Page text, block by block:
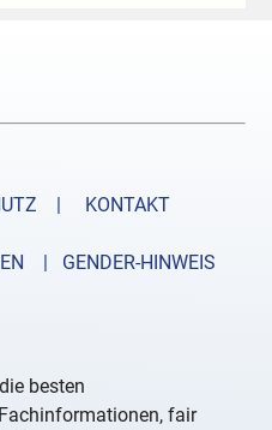
|
KONTAKT
| GENDER-HINWEIS
besten
fair